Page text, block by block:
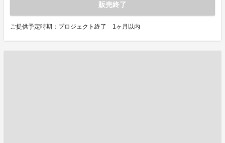
販売終了
ご提供予定時期：プロジェクト終了 1ヶ月以内